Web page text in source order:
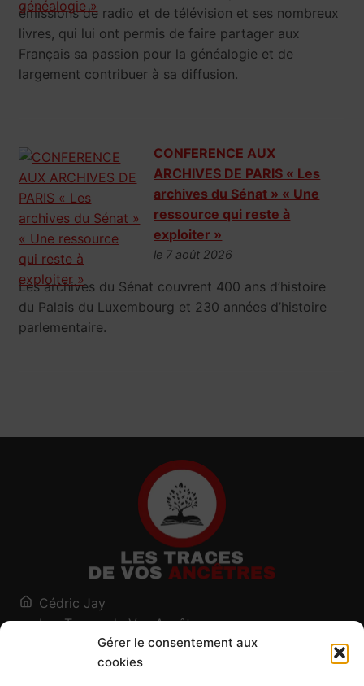
Gérer le consentement aux
cookies
émissions de radio et de télévision et ses nombreux
livres, qui lui ont permis de faire partager aux
Français sa passion pour la généalogie et de
largement contribuer à sa diffusion.
CONFERENCE AUX
ARCHIVES DE PARIS « Les
archives du Sénat » « Une
ressource qui reste à
exploiter »
le 7 août 2026
Les archives du Sénat couvrent 400 ans d’histoire
du Palais du Luxembourg et 230 années d’histoire
parlementaire.
Cédric Jay
Les Traces de Vos Ancêtres
120, chemin des Salines
73200 Albertville - Savoie